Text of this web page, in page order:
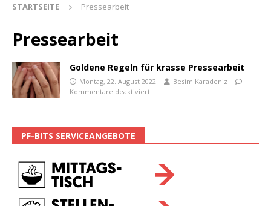
STARTSEITE Pressearbeit
Pressearbeit
Goldene Regeln für krasse Pressearbeit
Montag, 22. August 2022
Besim Karadeniz
Kommentare deaktiviert
PF-BITS SERVICEANGEBOTE